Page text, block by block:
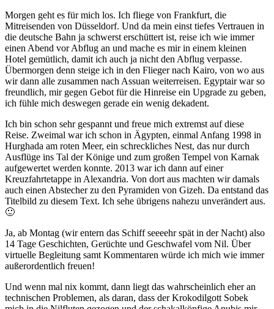
Morgen geht es für mich los. Ich fliege von Frankfurt, die
Mitreisenden von Düsseldorf. Und da mein einst tiefes Vertrauen in
die deutsche Bahn ja schwerst erschüttert ist, reise ich wie immer
einen Abend vor Abflug an und mache es mir in einem kleinen
Hotel gemütlich, damit ich auch ja nicht den Abflug verpasse.
Übermorgen denn steige ich in den Flieger nach Kairo, von wo aus
wir dann alle zusammen nach Assuan weiterreisen. Egyptair war so
freundlich, mir gegen Gebot für die Hinreise ein Upgrade zu geben,
ich fühle mich deswegen gerade ein wenig dekadent.
Ich bin schon sehr gespannt und freue mich extremst auf diese
Reise. Zweimal war ich schon in Ägypten, einmal Anfang 1998 in
Hurghada am roten Meer, ein schreckliches Nest, das nur durch
Ausflüge ins Tal der Könige und zum großen Tempel von Karnak
aufgewertet werden konnte. 2013 war ich dann auf einer
Kreuzfahrtetappe in Alexandria. Von dort aus machten wir damals
auch einen Abstecher zu den Pyramiden von Gizeh. Da entstand das
Titelbild zu diesem Text. Ich sehe übrigens nahezu unverändert aus.
🙂
Ja, ab Montag (wir entern das Schiff seeeehr spät in der Nacht) also
14 Tage Geschichten, Gerüchte und Geschwafel vom Nil. Über
virtuelle Begleitung samt Kommentaren würde ich mich wie immer
außerordentlich freuen!
Und wenn mal nix kommt, dann liegt das wahrscheinlich eher an
technischen Problemen, als daran, dass der Krokodilgott Sobek